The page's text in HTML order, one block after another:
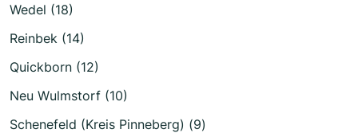
Wedel (18)
Reinbek (14)
Quickborn (12)
Neu Wulmstorf (10)
Schenefeld (Kreis Pinneberg) (9)